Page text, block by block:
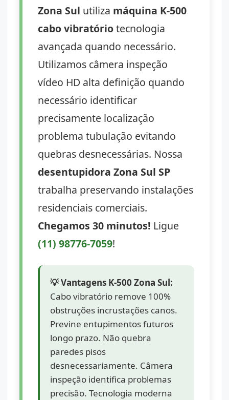
Zona Sul utiliza máquina K-500
cabo vibratóriotecnologia
avançada quando necessário.
Utilizamos câmera inspeção
vídeo HD alta definição quando
necessário identificar
precisamente localização
problema tubulação evitando
quebras desnecessárias. Nossa
desentupidora Zona Sul SP
trabalha preservando instalações
residenciais comerciais.
Chegamos 30 minutos! Ligue
(11) 98776-7059!
💡 Vantagens K-500 Zona Sul:
Cabo vibratório remove 100%
obstruções incrustações canos.
Previne entupimentos futuros
longo prazo. Não quebra
paredes pisos
desnecessariamente. Câmera
inspeção identifica problemas
precisão. Tecnologia moderna